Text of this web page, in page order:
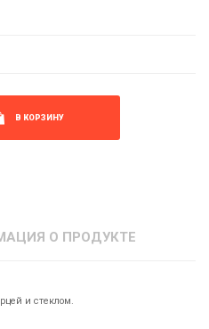
В КОРЗИНУ
О ПРОДУКТЕ
и стеклом.